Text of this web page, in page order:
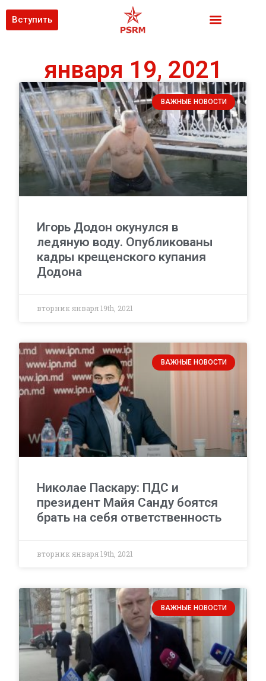
Вступить
января 19, 2021
ВАЖНЫЕ НОВОСТИ
Игорь Додон окунулся в
ледяную воду. Опубликованы
кадры крещенского купания
Додона
вторник января 19th, 2021
ВАЖНЫЕ НОВОСТИ
Николае Паскару: ПДС и
президент Майя Санду боятся
брать на себя ответственность
вторник января 19th, 2021
ВАЖНЫЕ НОВОСТИ